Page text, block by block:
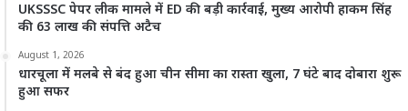
UKSSSC पेपर लीक मामले में ED की बड़ी कार्रवाई, मुख्य आरोपी हाकम सिंह
की 63 लाख की संपत्ति अटैच
August 1, 2026
धारचूला में मलबे से बंद हुआ चीन सीमा का रास्ता खुला, 7 घंटे बाद दोबारा शुरू
हुआ सफर